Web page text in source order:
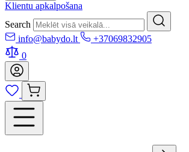
Klientu apkalpošana
Search
info@babydo.lt
+37069832905
0